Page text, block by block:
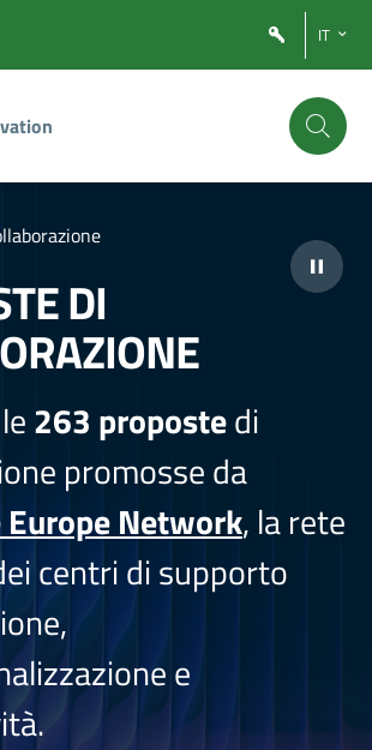
IT
DI
263 propostedi
promosse da
Network, la rete
centri di supporto
e